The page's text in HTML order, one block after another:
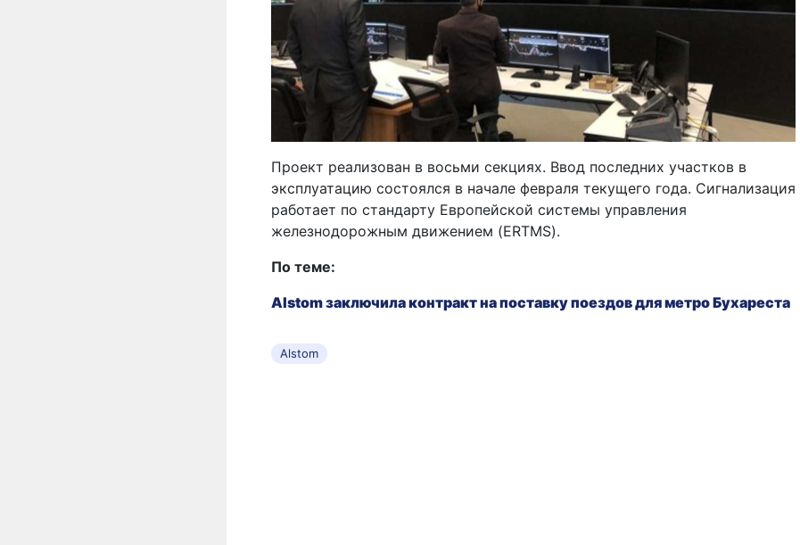
Проект реализован в восьми секциях. Ввод последних участков в
эксплуатацию состоялся в начале февраля текущего года. Сигнализация
работает по стандарту Европейской системы управления
железнодорожным движением (ERTMS).
По теме:
Alstom заключила контракт на поставку поездов для метро Бухареста
Alstom